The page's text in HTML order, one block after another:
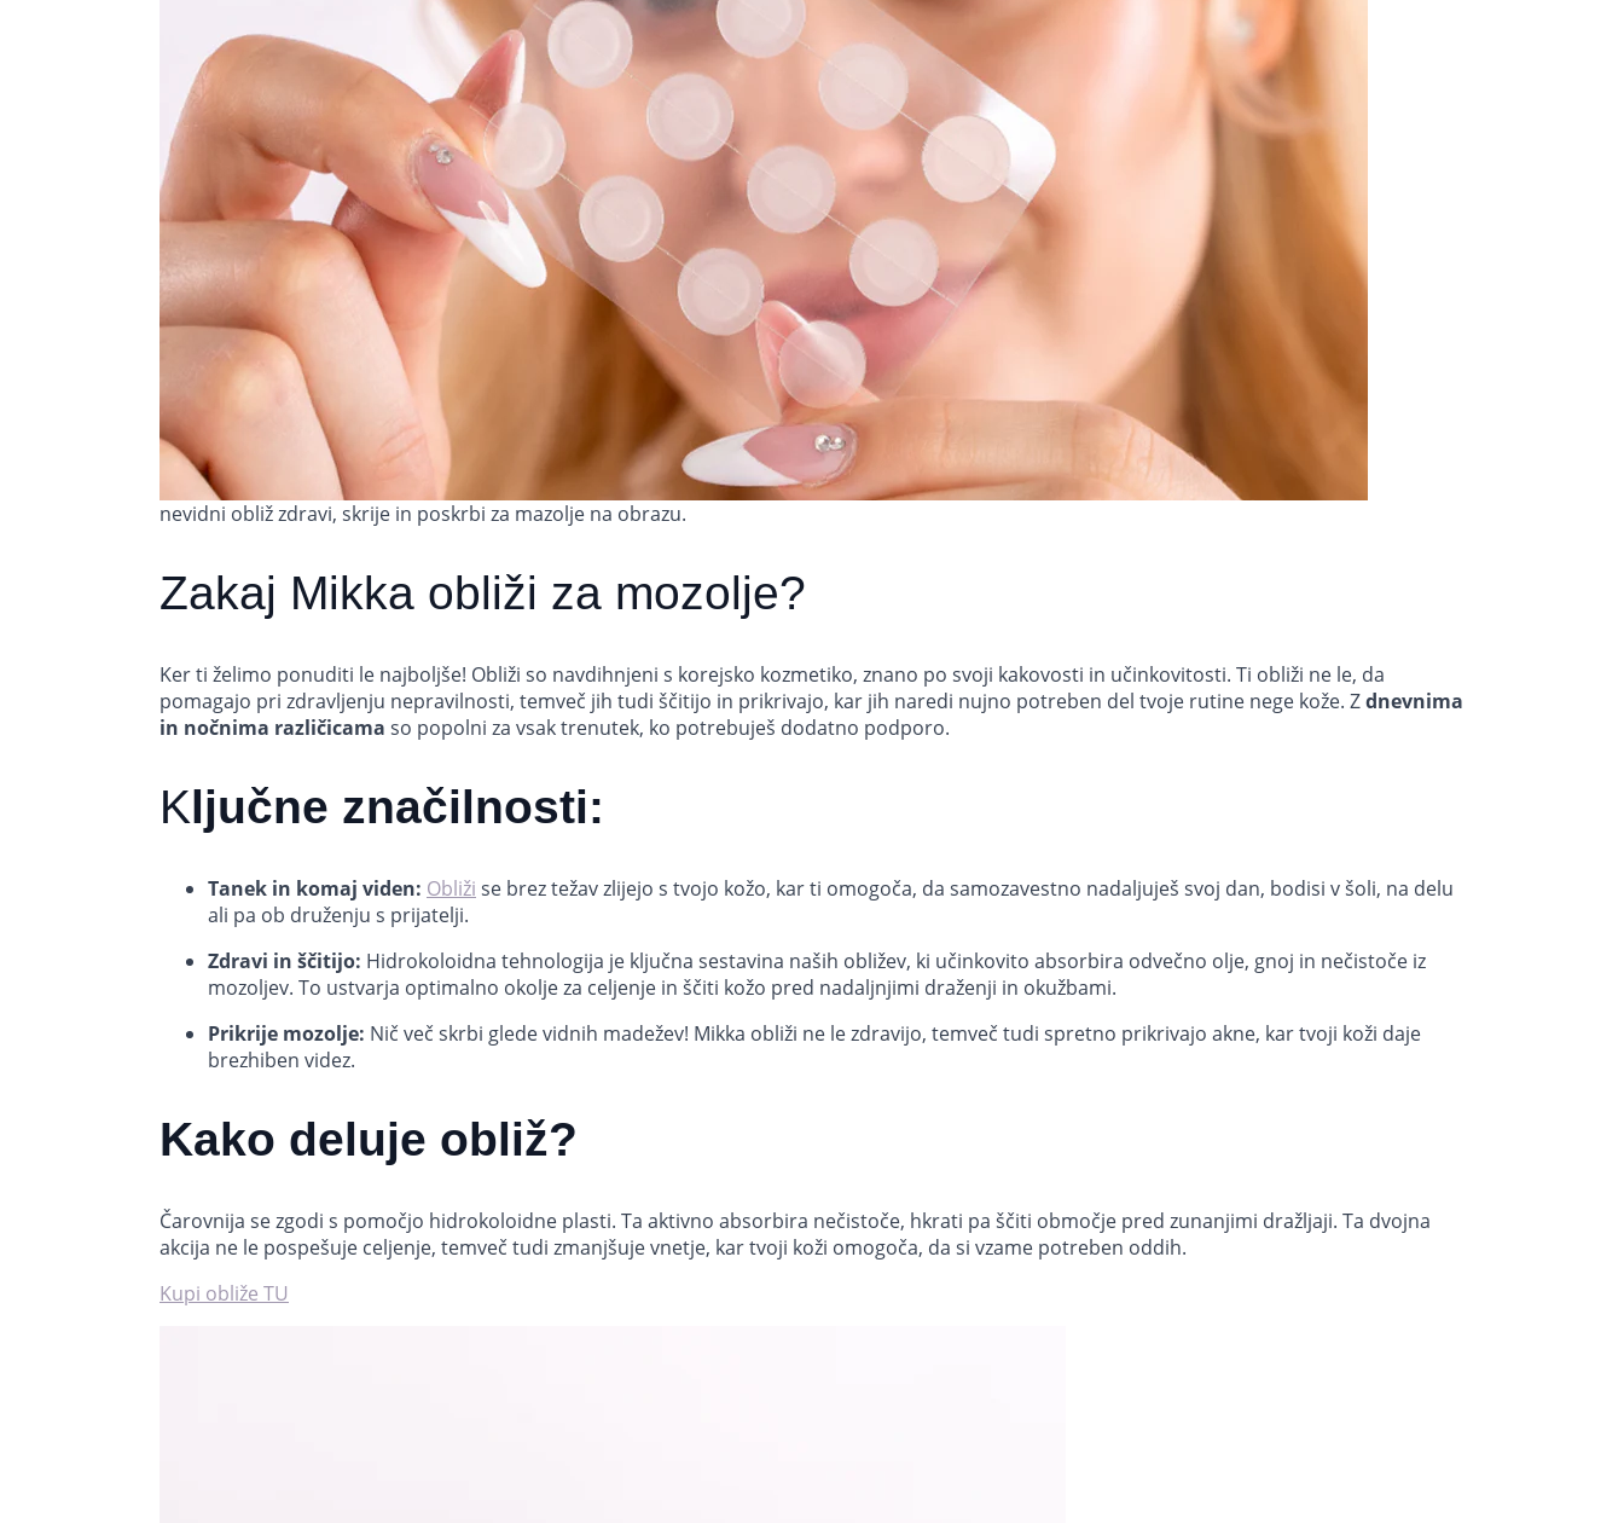
nevidni obliž zdravi, skrije in poskrbi za mazolje na obrazu.
Zakaj Mikka obliži za mozolje?
Ker ti želimo ponuditi le najboljše! Obliži so navdihnjeni s korejsko kozmetiko, znano po svoji kakovosti in učinkovitosti. Ti obliži ne le, da
pomagajo pri zdravljenju nepravilnosti, temveč jih tudi ščitijo in prikrivajo, kar jih naredi nujno potreben del tvoje rutine nege kože. Zdnevnima
in nočnima različicama so popolni za vsak trenutek, ko potrebuješ dodatno podporo.
Ključne značilnosti:
Tanek in komaj viden: Obliži se brez težav zlijejo s tvojo kožo, kar ti omogoča, da samozavestno nadaljuješ svoj dan, bodisi v šoli, na delu
ali pa ob druženju s prijatelji.
Zdravi in ščitijo: Hidrokoloidna tehnologija je ključna sestavina naših obližev, ki učinkovito absorbira odvečno olje, gnoj in nečistoče iz
mozoljev. To ustvarja optimalno okolje za celjenje in ščiti kožo pred nadaljnjimi draženji in okužbami.
Prikrije mozolje: Nič več skrbi glede vidnih madežev! Mikka obliži ne le zdravijo, temveč tudi spretno prikrivajo akne, kar tvoji koži daje
brezhiben videz.
Kako deluje obliž?
Čarovnija se zgodi s pomočjo hidrokoloidne plasti. Ta aktivno absorbira nečistoče, hkrati pa ščiti območje pred zunanjimi dražljaji. Ta dvojna
akcija ne le pospešuje celjenje, temveč tudi zmanjšuje vnetje, kar tvoji koži omogoča, da si vzame potreben oddih.
Kupi obliže TU